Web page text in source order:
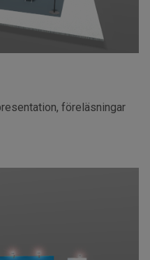
föreläsningar